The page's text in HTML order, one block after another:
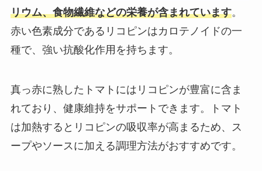
リウム、食物繊維などの栄養が含まれています。
赤い色素成分であるリコピンはカロテノイドの一
種で、強い抗酸化作用を持ちます。
真っ赤に熟したトマトにはリコピンが豊富に含ま
れており、健康維持をサポートできます。トマト
は加熱するとリコピンの吸収率が高まるため、ス
ープやソースに加える調理方法がおすすめです。